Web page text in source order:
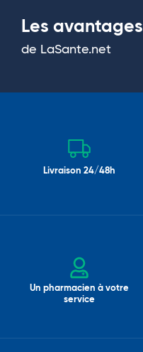
Les avantages
de LaSante.net
Livraison 24/48h
Un pharmacien à votre
service